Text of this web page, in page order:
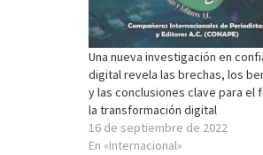
Una nueva investigación en
digital revela las brechas, los
y las conclusiones clave para el
la transformación digital
16 de septiembre de 2022
En «Internacional»